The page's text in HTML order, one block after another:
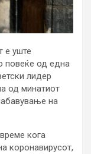
е уште
повеќе од една
лидер
од минатиот
на
кога
коронавирусот,